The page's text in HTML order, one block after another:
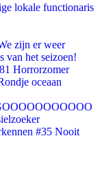
lokale functionaris
zijn er weer
van het seizoen!
Horrorzomer
oceaan
#35 Nooit